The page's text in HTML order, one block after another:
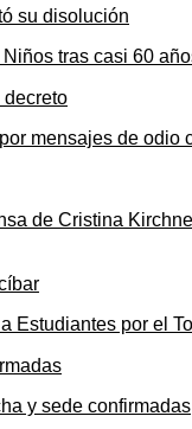
tras casi 60
mensajes de odio
de Cristina
Estudiantes por el
y sede confirmadas